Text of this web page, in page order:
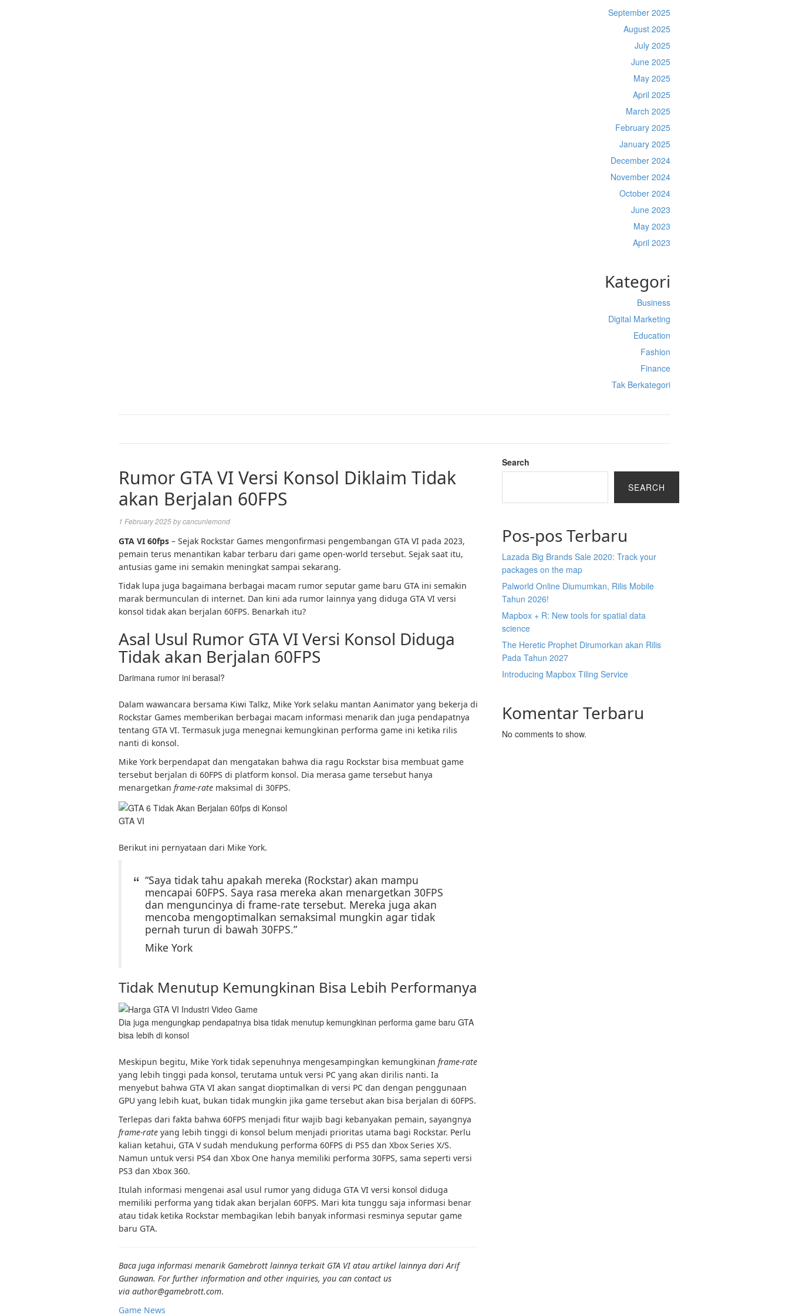
September 2025
August 2025
July 2025
June 2025
May 2025
April 2025
March 2025
February 2025
January 2025
December 2024
November 2024
October 2024
June 2023
May 2023
April 2023
Kategori
Business
Digital Marketing
Education
Fashion
Finance
Tak Berkategori
Rumor GTA VI Versi Konsol Diklaim Tidak
akan Berjalan 60FPS
1 February 2025bycancunlemond
GTA VI 60fps – Sejak Rockstar Games mengonfirmasi pengembangan GTA VI pada 2023,
pemain terus menantikan kabar terbaru dari game open-world tersebut. Sejak saat itu,
antusias game ini semakin meningkat sampai sekarang.
Tidak lupa juga bagaimana berbagai macam rumor seputar game baru GTA ini semakin
marak bermunculan di internet. Dan kini ada rumor lainnya yang diduga GTA VI versi
konsol tidak akan berjalan 60FPS. Benarkah itu?
Asal Usul Rumor GTA VI Versi Konsol Diduga
Tidak akan Berjalan 60FPS
Darimana rumor ini berasal?
Dalam wawancara bersama Kiwi Talkz, Mike York selaku mantan Aanimator yang bekerja di
Rockstar Games memberikan berbagai macam informasi menarik dan juga pendapatnya
tentang GTA VI. Termasuk juga menegnai kemungkinan performa game ini ketika rilis
nanti di konsol.
Mike York berpendapat dan mengatakan bahwa dia ragu Rockstar bisa membuat game
tersebut berjalan di 60FPS di platform konsol. Dia merasa game tersebut hanya
menargetkan frame-rate maksimal di 30FPS.
GTA VI
Berikut ini pernyataan dari Mike York.
“Saya tidak tahu apakah mereka (Rockstar) akan mampu
mencapai 60FPS. Saya rasa mereka akan menargetkan 30FPS
dan menguncinya di frame-rate tersebut. Mereka juga akan
mencoba mengoptimalkan semaksimal mungkin agar tidak
pernah turun di bawah 30FPS.”
Mike York
Tidak Menutup Kemungkinan Bisa Lebih Performanya
Dia juga mengungkap pendapatnya bisa tidak menutup kemungkinan performa game baru GTA
bisa lebih di konsol
Meskipun begitu, Mike York tidak sepenuhnya mengesampingkan kemungkinan frame-rate
yang lebih tinggi pada konsol, terutama untuk versi PC yang akan dirilis nanti. Ia
menyebut bahwa GTA VI akan sangat dioptimalkan di versi PC dan dengan penggunaan
GPU yang lebih kuat, bukan tidak mungkin jika game tersebut akan bisa berjalan di 60FPS.
Terlepas dari fakta bahwa 60FPS menjadi fitur wajib bagi kebanyakan pemain, sayangnya
frame-rate yang lebih tinggi di konsol belum menjadi prioritas utama bagi Rockstar. Perlu
kalian ketahui, GTA V sudah mendukung performa 60FPS di PS5 dan Xbox Series X/S.
Namun untuk versi PS4 dan Xbox One hanya memiliki performa 30FPS, sama seperti versi
PS3 dan Xbox 360.
Itulah informasi mengenai asal usul rumor yang diduga GTA VI versi konsol diduga
memiliki performa yang tidak akan berjalan 60FPS. Mari kita tunggu saja informasi benar
atau tidak ketika Rockstar membagikan lebih banyak informasi resminya seputar game
baru GTA.
Baca juga informasi menarik Gamebrott lainnya terkait GTA VI atau artikel lainnya dari Arif
Gunawan. For further information and other inquiries, you can contact us
via author@gamebrott.com.
Game News
Search
SEARCH
Pos-pos Terbaru
Lazada Big Brands Sale 2020: Track your
packages on the map
Palworld Online Diumumkan, Rilis Mobile
Tahun 2026!
Mapbox + R: New tools for spatial data
science
The Heretic Prophet Dirumorkan akan Rilis
Pada Tahun 2027
Introducing Mapbox Tiling Service
Komentar Terbaru
No comments to show.